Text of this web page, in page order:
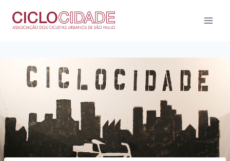
para